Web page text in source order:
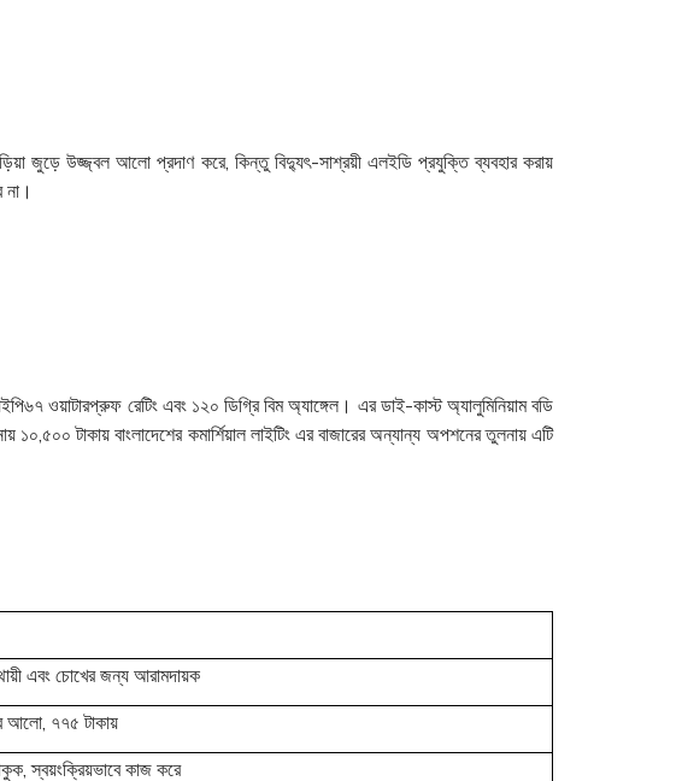
জুড়ে উজ্জ্বল আলো প্রদাণ করে, কিন্তু বিদ্যুৎ-সাশ্রয়ী এলইডি প্রযুক্তি ব্যবহার করায়
না।
ওয়াটারপ্রুফ রেটিং এবং ১২০ ডিগ্রি বিম অ্যাঙ্গেল। এর ডাই-কাস্ট অ্যালুমিনিয়াম বডি
টাকায় বাংলাদেশের কমার্শিয়াল লাইটিং এর বাজারের অন্যান্য অপশনের তুলনায় এটি
এবং চোখের জন্য আরামদায়ক
আলো, ৭৭৫ টাকায়
স্বয়ংক্রিয়ভাবে কাজ করে